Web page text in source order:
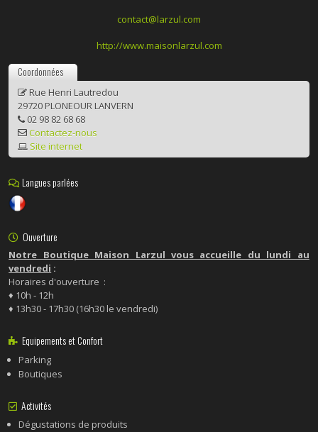
contact@larzul.com
http://www.maisonlarzul.com
Coordonnées
Rue Henri Lautredou
29720 PLONEOUR LANVERN
02 98 82 68 68
Contactez-nous
Site internet
Langues parlées
Ouverture
Notre Boutique Maison Larzul vous accueille du lundi au
vendredi :
Horaires d'ouverture :
♦ 10h - 12h
♦ 13h30 - 17h30 (16h30 le vendredi)
Equipements et Confort
Parking
Boutiques
Activités
Dégustations de produits